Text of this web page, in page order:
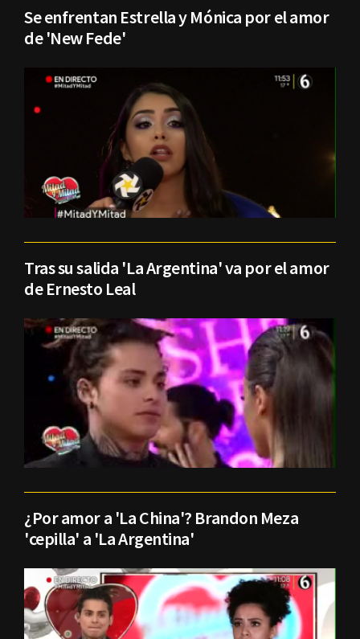
Se enfrentan Estrella y Mónica por el amor
de 'New Fede'
Tras su salida 'La Argentina' va por el amor
de Ernesto Leal
¿Por amor a 'La China'? Brandon Meza
'cepilla' a 'La Argentina'